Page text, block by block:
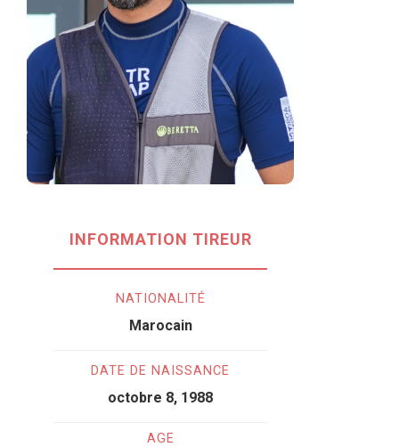
INFORMATION TIREUR
NATIONALITÉ
Marocain
DATE DE NAISSANCE
octobre 8, 1988
AGE